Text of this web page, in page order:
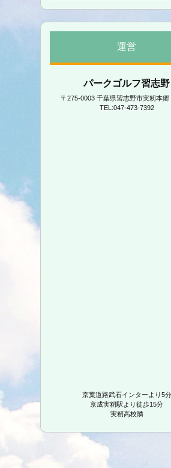
運営
パークゴルフ習志野
〒275-0003 千葉県習志野市実籾本郷
TEL:047-473-7392
京葉道路武石インターより5分
京成実籾駅より徒歩15分
実籾高校隣